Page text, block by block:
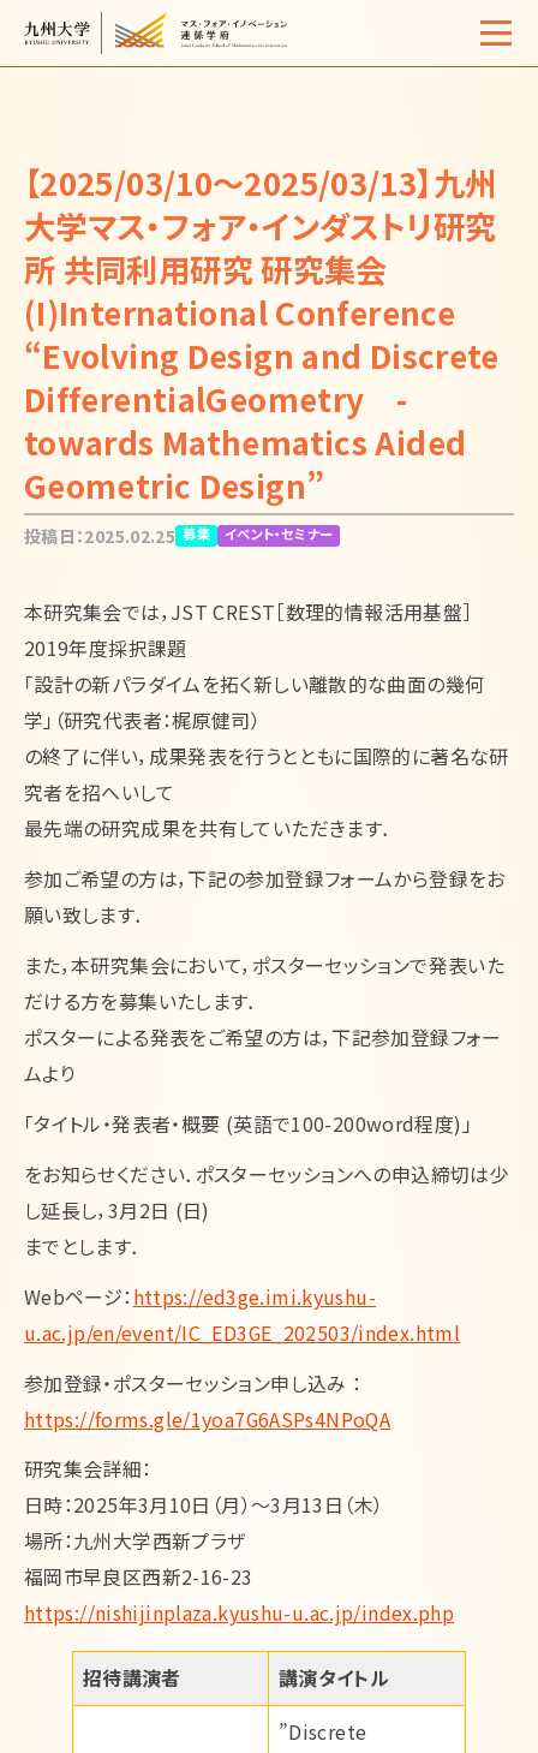
学生生活
サポート体制
入試情報
イベント・セミナー
よくある質問
お問い合わせ
サイトマップ
リンク
検索
English
【2025/03/10～2025/03/13】九州
大学マス・フォア・インダストリ研究
所 共同利用研究 研究集会
(I)International Conference
“Evolving Design and Discrete
DifferentialGeometry -
towards Mathematics Aided
Geometric Design”
投稿日：2025.02.25 募集 イベント・セミナー
本研究集会では，JST CREST［数理的情報活用基盤］
2019年度採択課題
「設計の新パラダイムを拓く新しい離散的な曲面の幾何
学」（研究代表者：梶原健司）
の終了に伴い，成果発表を行うとともに国際的に著名な研
究者を招へいして
最先端の研究成果を共有していただきます．
参加ご希望の方は，下記の参加登録フォームから登録をお
願い致します．
また，本研究集会において，ポスターセッションで発表いた
だける方を募集いたします．
ポスターによる発表をご希望の方は，下記参加登録フォー
ムより
「タイトル・発表者・概要 (英語で100-200word程度)」
をお知らせください．ポスターセッションへの申込締切は少
し延長し，3月2日 (日)
までとします．
Webページ： https://ed3ge.imi.kyushu-
u.ac.jp/en/event/IC_ED3GE_202503/index.html
参加登録・ポスターセッション申し込み ：
https://forms.gle/1yoa7G6ASPs4NPoQA
研究集会詳細：
日時：2025年3月10日（月）〜3月13日（木）
場所：九州大学西新プラザ
福岡市早良区西新2-16-23
https://nishijinplaza.kyushu-u.ac.jp/index.php
招待講演者 講演タイトル
”Discrete